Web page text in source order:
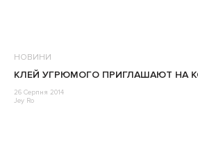
НОВИНИ
КЛЕЙ УГРЮМОГО ПРИГЛАШАЮТ НА
26 Серпня 2014
Jey Ro